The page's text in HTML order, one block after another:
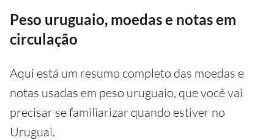
Peso uruguaio, moedas e notas em
circulação
Aqui está um resumo completo das moedas e
notas usadas em peso uruguaio, que você vai
precisar se familiarizar quando estiver no
Uruguai.